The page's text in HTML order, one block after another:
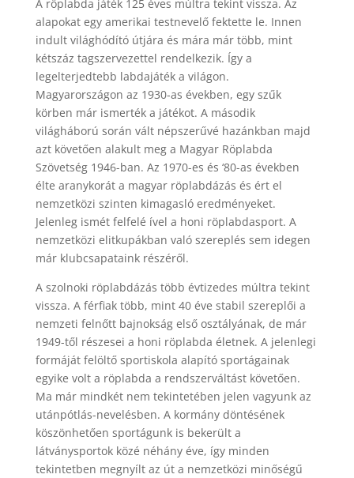
A röplabda játék 125 éves múltra tekint vissza. Az
alapokat egy amerikai testnevelő fektette le. Innen
indult világhódító útjára és mára már több, mint
kétszáz tagszervezettel rendelkezik. Így a
legelterjedtebb labdajáték a világon.
Magyarországon az 1930-as években, egy szűk
körben már ismerték a játékot. A második
világháború során vált népszerűvé hazánkban majd
azt követően alakult meg a Magyar Röplabda
Szövetség 1946-ban. Az 1970-es és ‘80-as években
élte aranykorát a magyar röplabdázás és ért el
nemzetközi szinten kimagasló eredményeket.
Jelenleg ismét felfelé ível a honi röplabdasport. A
nemzetközi elitkupákban való szereplés sem idegen
már klubcsapataink részéről.
A szolnoki röplabdázás több évtizedes múltra tekint
vissza. A férfiak több, mint 40 éve stabil szereplői a
nemzeti felnőtt bajnokság első osztályának, de már
1949-től részesei a honi röplabda életnek. A jelenlegi
formáját felöltő sportiskola alapító sportágainak
egyike volt a röplabda a rendszerváltást követően.
Ma már mindkét nem tekintetében jelen vagyunk az
utánpótlás-nevelésben. A kormány döntésének
köszönhetően sportágunk is bekerült a
látványsportok közé néhány éve, így minden
tekintetben megnyílt az út a nemzetközi minőségű